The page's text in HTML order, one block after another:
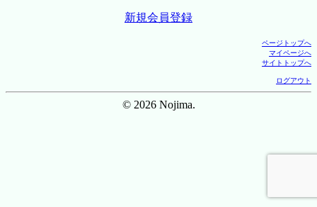
新規会員登録
ページトップへ
マイページへ
サイトトップへ
ログアウト
© 2026 Nojima.